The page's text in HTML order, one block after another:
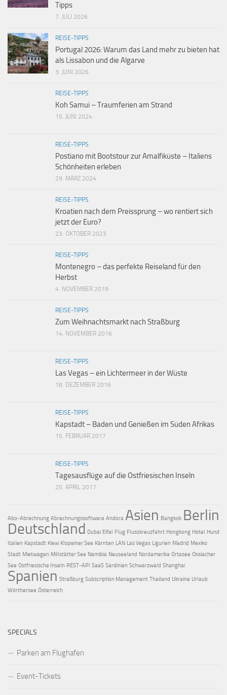
Tipps
7. JULI 2026
REISE-TIPPS
Portugal 2026: Warum das Land mehr zu bieten hat
als Lissabon und die Algarve
3. JUNI 2026
REISE-TIPPS
Koh Samui – Traumferien am Strand
15. JUNI 2024
REISE-TIPPS
Postiano mit Bootstour zur Amalfiküste – Italiens
Schönheiten erleben
29. MÄRZ 2024
REISE-TIPPS
Kroatien nach dem Preissprung – wo rentiert sich
jetzt der Euro?
23. OKTOBER 2023
REISE-TIPPS
Montenegro – das perfekte Reiseland für den
Herbst
4. NOVEMBER 2019
REISE-TIPPS
Zum Weihnachtsmarkt nach Straßburg
14. NOVEMBER 2016
REISE-TIPPS
Las Vegas – ein Lichtermeer in der Wüste
18. DEZEMBER 2016
REISE-TIPPS
Kapstadt – Baden und Genießen im Süden Afrikas
15. FEBRUAR 2017
REISE-TIPPS
Tagesausflüge auf die Ostfriesischen Inseln
25. APRIL 2017
Abo-Abrechnung Abrechnungssoftware Andora Asien Bangkok Berlin
Deutschland Dubai Eifel Flug Flusskreuzfahrt Hongkong Hotel
Hund
Italien Kapstadt Kiew Klopeiner See Kärnten LAN Las Vegas Ligurien Madrid Mexiko
Stadt Mietwagen Millstätter See Namibia Neuseeland Nordamerika Ortasee Ossiacher
See Ostfriesische Inseln REST-API SaaS Sardinien Schwarzwald Shanghai
Spanien Straßburg Subscription Management Thailand Ukraine Urlaub
Wörthersee Österreich
SPECIALS
Parken am Flughafen
Event-Tickets